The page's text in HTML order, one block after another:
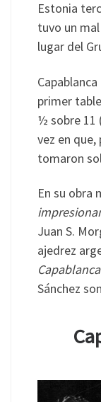
Estonia
tuvo un
lugar del
primer
½ sobre 11
vez en
tomaron
En su obra
Juan S.
ajedrez
Sánchez